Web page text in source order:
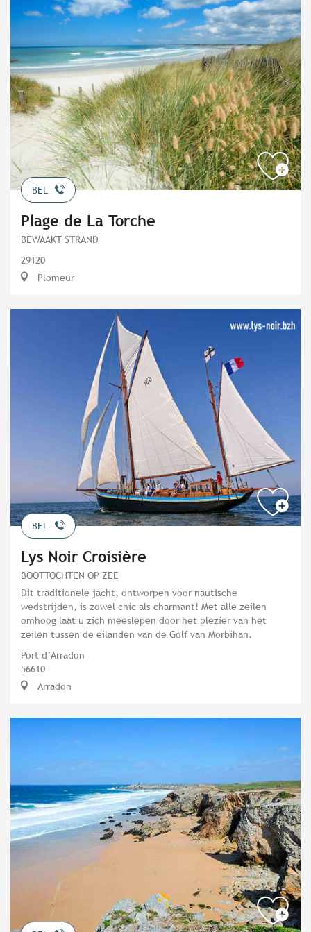
BEL
Plage de La Torche
BEWAAKT STRAND
29120
Plomeur
BEL
Lys Noir Croisière
BOOTTOCHTEN OP ZEE
Dit traditionele jacht, ontworpen voor nautische
wedstrijden, is zowel chic als charmant! Met alle zeilen
omhoog laat u zich meeslepen door het plezier van het
zeilen tussen de eilanden van de Golf van Morbihan.
Port d’Arradon
56610
Arradon